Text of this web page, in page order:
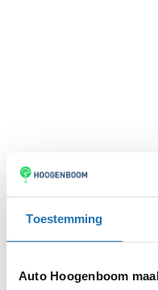
Toestemming
Auto Hoogenboom